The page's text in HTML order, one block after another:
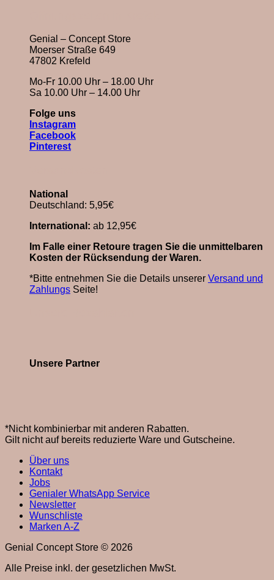
Genial – Concept Store
Moerser Straße 649
47802 Krefeld
Mo-Fr 10.00 Uhr – 18.00 Uhr
Sa 10.00 Uhr – 14.00 Uhr
Folge uns
Instagram
Facebook
Pinterest
National
Deutschland: 5,95€
International: ab 12,95€
Im Falle einer Retoure tragen Sie die unmittelbaren
Kosten der Rücksendung der Waren.
*Bitte entnehmen Sie die Details unserer Versand und
Zahlungs Seite!
Unsere Partner
*Nicht kombinierbar mit anderen Rabatten.
Gilt nicht auf bereits reduzierte Ware und Gutscheine.
Über uns
Kontakt
Jobs
Genialer WhatsApp Service
Newsletter
Wunschliste
Marken A-Z
Genial Concept Store © 2026
Alle Preise inkl. der gesetzlichen MwSt.